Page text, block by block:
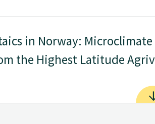
in Norway: Microclimate
the Highest Latitude